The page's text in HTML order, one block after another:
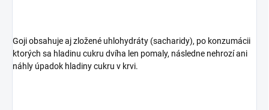
Goji obsahuje aj zložené uhlohydráty (sacharidy), po konzumácii
ktorých sa hladinu cukru dvíha len pomaly, následne nehrozí ani
náhly úpadok hladiny cukru v krvi.